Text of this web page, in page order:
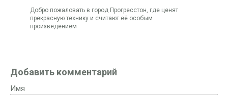
Добро пожаловать в город Прогресстон, где ценят
прекрасную технику и считают её особым
произведением
Добавить комментарий
Имя